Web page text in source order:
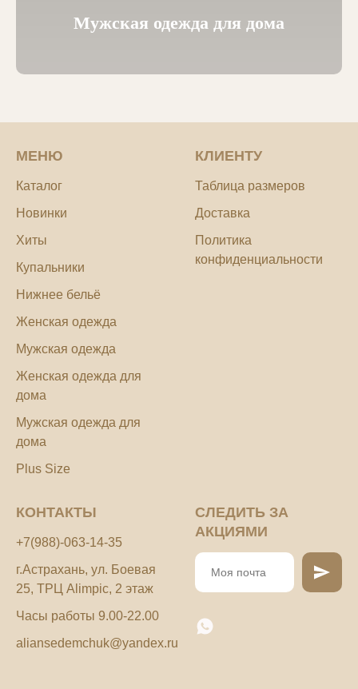
Мужская одежда для дома
МЕНЮ
Каталог
Новинки
Хиты
Купальники
Нижнее бельё
Женская одежда
Мужская одежда
Женская одежда для
дома
Мужская одежда для
дома
Plus Size
КЛИЕНТУ
Таблица размеров
Доставка
Политика
конфиденциальности
КОНТАКТЫ
+7(988)-063-14-35
г.Астрахань, ул. Боевая
25, ТРЦ Alimpic, 2 этаж
Часы работы 9.00-22.00
aliansedemchuk@yandex.ru
СЛЕДИТЬ ЗА
АКЦИЯМИ